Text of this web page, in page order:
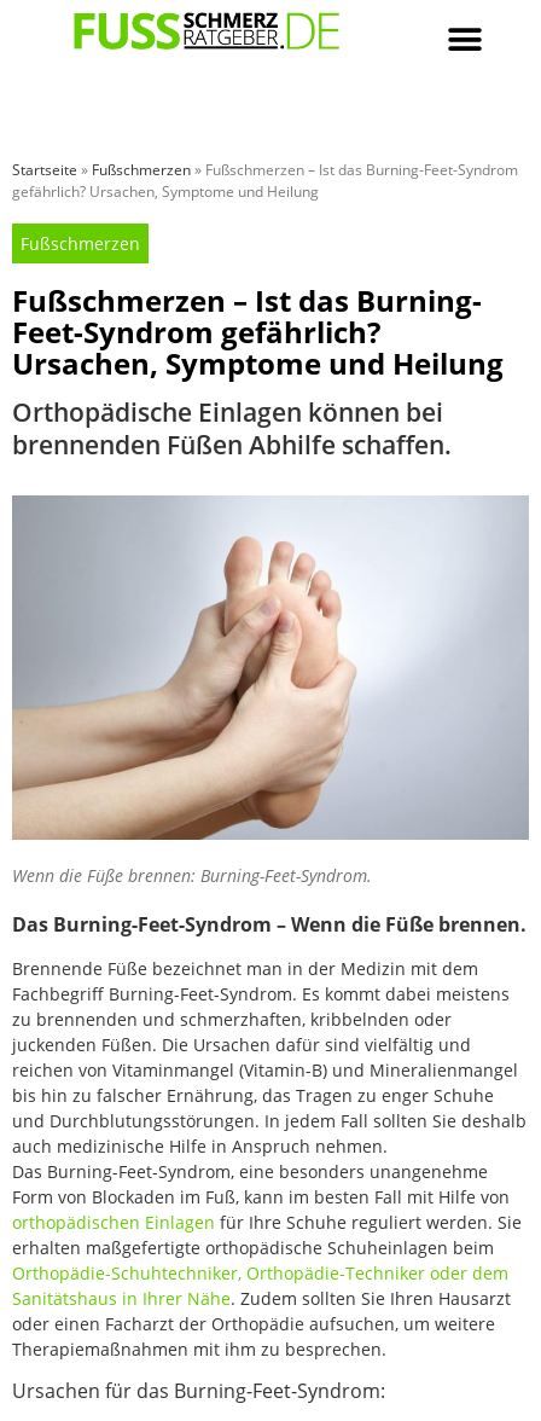
Startseite » Fußschmerzen» Fußschmerzen – Ist das Burning-Feet-Syndrom
gefährlich? Ursachen, Symptome und Heilung
Fußschmerzen
Fußschmerzen – Ist das Burning-
Feet-Syndrom gefährlich?
Ursachen, Symptome und Heilung
Orthopädische Einlagen können bei
brennenden Füßen Abhilfe schaffen.
Wenn die Füße brennen: Burning-Feet-Syndrom.
Das Burning-Feet-Syndrom – Wenn die Füße brennen.
Brennende Füße bezeichnet man in der Medizin mit dem
Fachbegriff Burning-Feet-Syndrom. Es kommt dabei meistens
zu brennenden und schmerzhaften, kribbelnden oder
juckenden Füßen. Die Ursachen dafür sind vielfältig und
reichen von Vitaminmangel (Vitamin-B) und Mineralienmangel
bis hin zu falscher Ernährung, das Tragen zu enger Schuhe
und Durchblutungsstörungen. In jedem Fall sollten Sie deshalb
auch medizinische Hilfe in Anspruch nehmen.
Das Burning-Feet-Syndrom, eine besonders unangenehme
Form von Blockaden im Fuß, kann im besten Fall mit Hilfe von
orthopädischen Einlagen für Ihre Schuhe reguliert werden. Sie
erhalten maßgefertigte orthopädische Schuheinlagen beim
Orthopädie-Schuhtechniker, Orthopädie-Techniker oder dem
Sanitätshaus in Ihrer Nähe. Zudem sollten Sie Ihren Hausarzt
oder einen Facharzt der Orthopädie aufsuchen, um weitere
Therapiemaßnahmen mit ihm zu besprechen.
Ursachen für das Burning-Feet-Syndrom: